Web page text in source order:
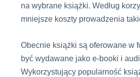
na wybrane książki. Według
mniejsze koszty prowadzenia
Obecnie książki są oferowane w
być wydawane jako e-booki i
Wykorzystujący popularność